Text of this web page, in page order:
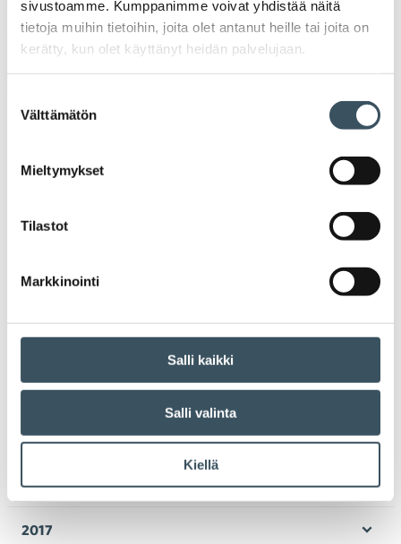
sivustoamme. Kumppanimme voivat yhdistää näitä
tietoja muihin tietoihin, joita olet antanut heille tai joita on
kerätty, kun olet käyttänyt heidän palvelujaan.
valinta
Välttämätön
Mieltymykset
Tilastot
Markkinointi
Salli kaikki
Salli valinta
Kiellä
2026
2025
2020
2019
2018
2017